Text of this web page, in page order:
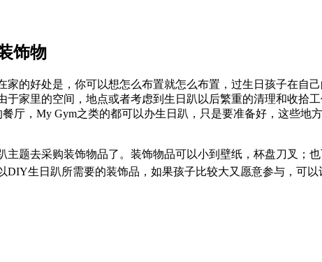
饰物
的好处是，你可以想怎么布置就怎么布置，过生日孩子在自
家里的空间，地点或者考虑到生日趴以后繁重的清理和收拾
厅，My Gym之类的都可以办生日趴，只是要准备好，这些地
题去采购装饰物品了。装饰物品可以小到壁纸，杯盘刀叉；
生日趴所需要的装饰品，如果孩子比较大又愿意参与，可